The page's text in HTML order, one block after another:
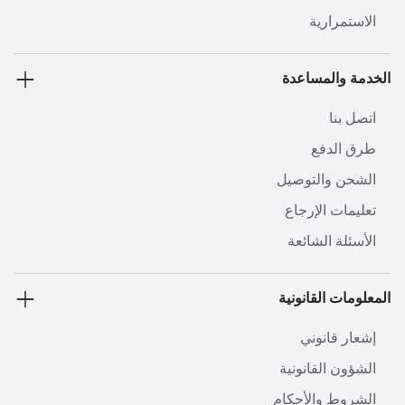
الاستمرارية
الخدمة والمساعدة
اتصل بنا
طرق الدفع
الشحن والتوصيل
تعليمات الإرجاع
الأسئلة الشائعة
المعلومات القانونية
إشعار قانوني
الشؤون القانونية
الشروط والأحكام